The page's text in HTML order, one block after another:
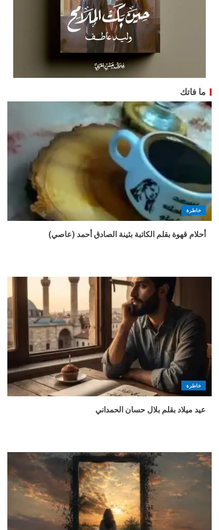
ما فاتك
خاطرة
أحلام قهوة بقلم الكاتبة بثينة الصادق أحمد (عاصي)
خاطرة
عيد ميلاد بقلم بلال حسان الحمداني